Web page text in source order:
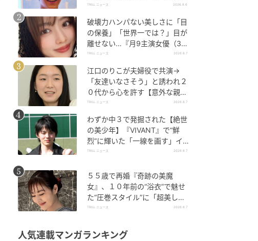
恥』で異彩放った【国宝級イケ
TRILL ニュース 2026.8.6
破壊力ハンパない美しさに「目
の保養」「世界一では？」目が
離せない…『月9主演女優（34
歳）』“極上”美ショットがすご
TRILL ニュース 2026.8.7
江口のりこが夫婦役で共演→
「友達いなさそう」と誘われ２
０代から心を許す【意外な親友
芸人】とは？
TRILL ニュース 2026.8.7
わずか中３で発掘された【絶世
の美少年】『VIVANT』で“鮮
烈”に輝いた「一線を画す」イケ
メン俳優
TRILL ニュース 2026.8.7
５５歳で再婚『奇跡の美魔
女』、１０年前の“浴衣”で魅せ
た“圧巻スタイル”に「超美し
い」「うっとり」
TRILL ニュース 2026.8.7
人気連載マンガランキング